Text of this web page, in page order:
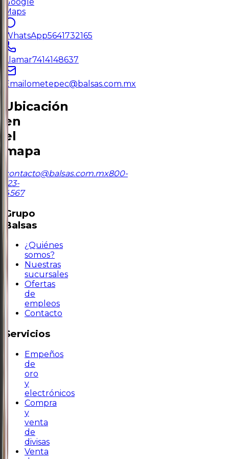
Maps
WhatsApp5641732165
Llamar7414148637
Email ometepec@balsas.com.mx
Ubicación
en
el
mapa
contacto@balsas.com.mx800-
123-
4567
Grupo
Balsas
¿Quiénes
somos?
Nuestras
sucursales
Ofertas
de
empleos
Contacto
Servicios
Empeños
de
oro
y
electrónicos
Compra
y
venta
de
divisas
Venta